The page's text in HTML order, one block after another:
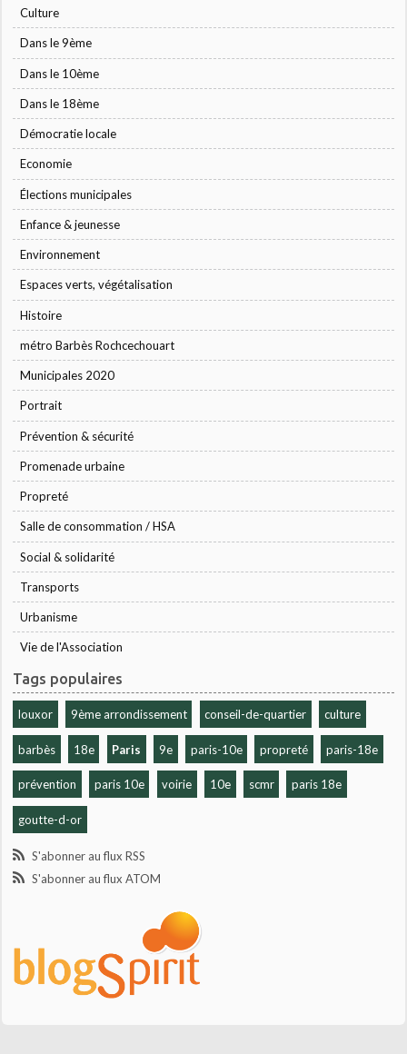
Culture
Dans le 9ème
Dans le 10ème
Dans le 18ème
Démocratie locale
Economie
Élections municipales
Enfance & jeunesse
Environnement
Espaces verts, végétalisation
Histoire
métro Barbès Rochcechouart
Municipales 2020
Portrait
Prévention & sécurité
Promenade urbaine
Propreté
Salle de consommation / HSA
Social & solidarité
Transports
Urbanisme
Vie de l'Association
Tags populaires
louxor 9ème arrondissement conseil-de-quartier culture
barbès 18e Paris 9e paris-10e propreté paris-18e
prévention paris 10e voirie 10e scmr paris 18e
goutte-d-or
S'abonner au flux RSS
S'abonner au flux ATOM